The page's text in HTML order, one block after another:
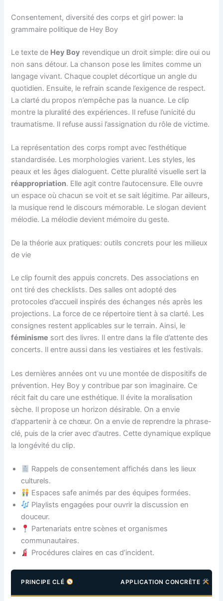
Consentement, diversité des corps et girl power: la
grammaire politique de Hey Boy
Le texte de Hey Boy revendique un droit simple: dire oui ou
non sans détour. La chanson pose les limites comme un
langage vivant. Chaque couplet décortique un angle du
quotidien. Ensuite, le refrain scande l’exigence de respect.
La clarté du propos n’empêche pas la nuance. Le clip
montre la pluralité des expériences. Il refuse l’unicité du
traumatisme. Il refuse aussi l’assignation du rôle de victime.
La représentation des corps rompt avec l’esthétique
standardisée. Les morphologies varient. Les styles, les
peaux et les âges dialoguent. Cette pluralité visuelle sert la
réappropriation. Elle agit contre l’autocensure. Elle ouvre
un espace où chacun se voit et se sait légitime. Par ailleurs,
la musique rend le discours mémorable. Le slogan devient
mélodie. La mélodie devient mémoire du geste.
De la théorie aux pratiques: outils concrets pour les milieux
de vie
Le clip fournit des appuis concrets. Des associations en
ont tiré des checklists. Des salles ont adopté des
protocoles d’accueil inspirés des échanges nés après les
projections. La force de ce répertoire tient à sa clarté. Les
consignes restent applicables sur le terrain. Ainsi, le
féminisme sort des livres. Il entre dans la file d’attente des
concerts. Il entre aussi dans les vestiaires et les festivals.
Les dernières années ont vu une montée de dispositifs de
prévention. Hey Boy y contribue par son imaginaire. Ce
récit fait du care une esthétique. Il évite la moralisation
sèche. Il propose un horizon désirable. On a envie
d’appartenir à ce chœur. On a envie de reprendre la phrase-
clé, puis de la crier avec d’autres. Cette dynamique explique
la longévité du clip.
Rappels de consentement affichés dans les lieux
culturels.
Espaces safe animés par des équipes formées.
Playlists engagées pour ouvrir la discussion en
douceur.
Partenariats entre scènes et organismes
communautaires.
Procédures claires en cas d’incident.
PRINCIPE CLÉ APPLICATION CONCRÈTE